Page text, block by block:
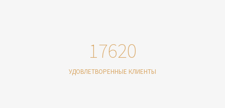
17620
УДОВЛЕТВОРЕННЫЕ КЛИЕНТЫ